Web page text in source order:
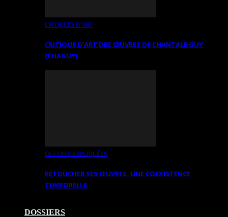
CRITIQUES D’ART
CRITIQUE D’ART DES ŒUVRES DE CHANTALE GUY
(CHAGUY)
OEUVRES EXPLIQUÉES
RETOUCHER SES ŒUVRES. UNE COEXISTENCE
TEMPORELLE
DOSSIERS